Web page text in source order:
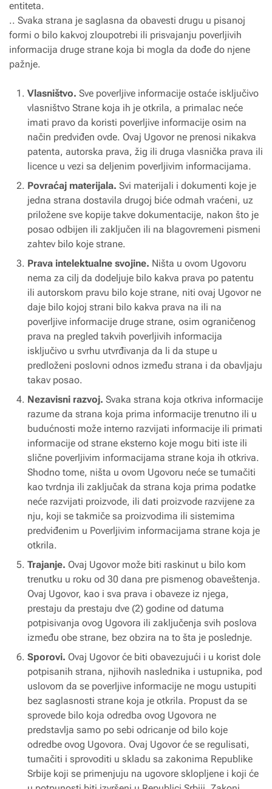
entiteta.
.. Svaka strana je saglasna da obavesti drugu u pisanoj
formi o bilo kakvoj zloupotrebi ili prisvajanju poverljivih
informacija druge strane koja bi mogla da dođe do njene
pažnje.
Vlasništvo. Sve poverljive informacije ostaće isključivo
vlasništvo Strane koja ih je otkrila, a primalac neće
imati pravo da koristi poverljive informacije osim na
način predviđen ovde. Ovaj Ugovor ne prenosi nikakva
patenta, autorska prava, žig ili druga vlasnička prava ili
licence u vezi sa deljenim poverljivim informacijama.
Povraćaj materijala. Svi materijali i dokumenti koje je
jedna strana dostavila drugoj biće odmah vraćeni, uz
priložene sve kopije takve dokumentacije, nakon što je
posao odbijen ili zaključen ili na blagovremeni pismeni
zahtev bilo koje strane.
Prava intelektualne svojine. Ništa u ovom Ugovoru
nema za cilj da dodeljuje bilo kakva prava po patentu
ili autorskom pravu bilo koje strane, niti ovaj Ugovor ne
daje bilo kojoj strani bilo kakva prava na ili na
poverljive informacije druge strane, osim ograničenog
prava na pregled takvih poverljivih informacija
isključivo u svrhu utvrđivanja da li da stupe u
predloženi poslovni odnos između strana i da obavljaju
takav posao.
Nezavisni razvoj. Svaka strana koja otkriva informacije
razume da strana koja prima informacije trenutno ili u
budućnosti može interno razvijati informacije ili primati
informacije od strane eksterno koje mogu biti iste ili
slične poverljivim informacijama strane koja ih otkriva.
Shodno tome, ništa u ovom Ugovoru neće se tumačiti
kao tvrdnja ili zaključak da strana koja prima podatke
neće razvijati proizvode, ili dati proizvode razvijene za
nju, koji se takmiče sa proizvodima ili sistemima
predviđenim u Poverljivim informacijama strane koja je
otkrila.
Trajanje. Ovaj Ugovor može biti raskinut u bilo kom
trenutku u roku od 30 dana pre pismenog obaveštenja.
Ovaj Ugovor, kao i sva prava i obaveze iz njega,
prestaju da prestaju dve (2) godine od datuma
potpisivanja ovog Ugovora ili zaključenja svih poslova
između obe strane, bez obzira na to šta je poslednje.
Sporovi. Ovaj Ugovor će biti obavezujući i u korist dole
potpisanih strana, njihovih naslednika i ustupnika, pod
uslovom da se poverljive informacije ne mogu ustupiti
bez saglasnosti strane koja je otkrila. Propust da se
sprovede bilo koja odredba ovog Ugovora ne
predstavlja samo po sebi odricanje od bilo koje
odredbe ovog Ugovora. Ovaj Ugovor će se regulisati,
tumačiti i sprovoditi u skladu sa zakonima Republike
Srbije koji se primenjuju na ugovore sklopljene i koji će